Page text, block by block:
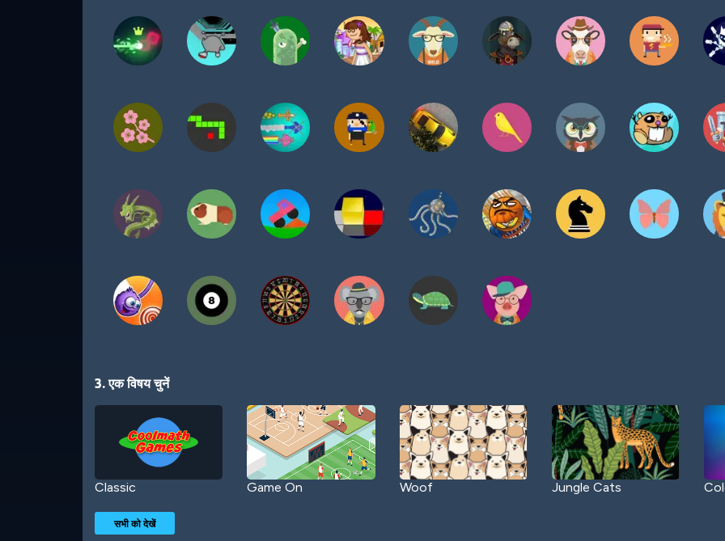
3. एक विषय चुनें
Classic Game On Woof Jungle Cats
सभी को देखें